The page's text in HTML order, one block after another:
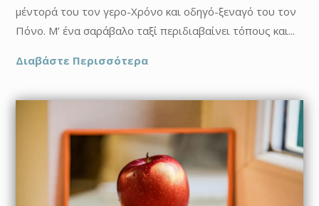
μέντορά του τον γερο-Χρόνο και οδηγό-ξεναγό του τον
Πόνο. Μ’ ένα σαράβαλο ταξί περιδιαβαίνει τόπους και...
Διαβάστε Περισσότερα